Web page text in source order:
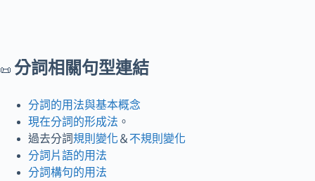
📜 分詞相關句型連結
分詞的用法與基本概念
現在分詞的形成法 。
過去分詞規則變化＆ 不規則變化
分詞片語的用法
分詞構句的用法